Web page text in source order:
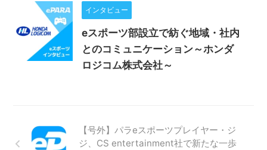
インタビュー
eスポーツ部設立で紡ぐ地域・社内
とのコミュニケーション～ホンダ
ロジコム株式会社～
【号外】パラeスポーツプレイヤー・ジ
ジ、CS entertainment社で新たな一歩